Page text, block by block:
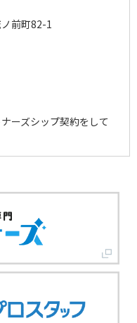
前町82-1
ーズシップ契約をして